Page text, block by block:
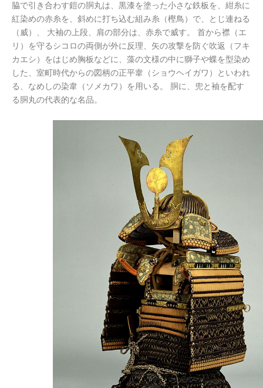
脇で引き合わす鎧の胴丸は、黒漆を塗った小さな鉄板を、紺糸に
紅染めの赤糸を、斜めに打ち込む組み糸（樫鳥）で、とじ連ねる
（威）、 大袖の上段、肩の部分は、赤糸で威す。 首から襟（エ
リ）を守るシコロの両側が外に反理、矢の攻撃を防ぐ吹返（フキ
カエシ）をはじめ胸板などに、藻の文様の中に獅子や蝶を型染め
した、室町時代からの図柄の正平韋（ショウヘイガワ）といわれ
る、なめしの染韋（ソメカワ）を用いる。 胴に、兜と袖を配す
る胴丸の代表的な名品。